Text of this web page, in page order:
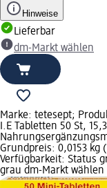
Hinweise
Lieferbar
dm-Markt wählen
Marke: tetesept;
I.E Tabletten 50 St,
Grundpreis: 0,0153 kg
Verfügbarkeit: Status
grau dm-Markt wählen